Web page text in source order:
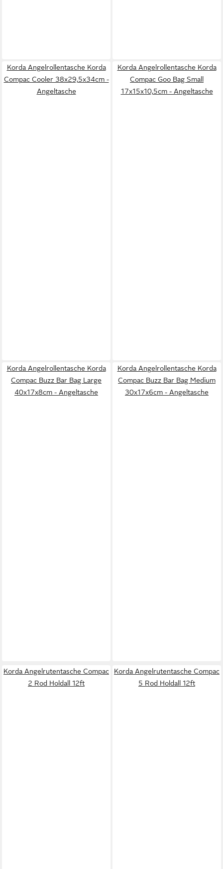
Korda Angelrollentasche Korda
Compac Cooler 38x29,5x34cm -
Angeltasche
Korda Angelrollentasche Korda
Compac Goo Bag Small
17x15x10,5cm - Angeltasche
Korda Angelrollentasche Korda
Compac Buzz Bar Bag Large
40x17x8cm - Angeltasche
Korda Angelrollentasche Korda
Compac Buzz Bar Bag Medium
30x17x6cm - Angeltasche
Korda Angelrutentasche Compac
2 Rod Holdall 12ft
Korda Angelrutentasche Compac
5 Rod Holdall 12ft